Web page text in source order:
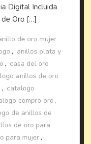
Digital Incluida
Oro […]
de oro mujer
, anillos plata y
, casa del oro
anillos de oro
, catalogo
compro oro ,
de anillos de
de oro para
para mujer ,